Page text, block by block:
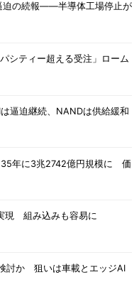
迫の続報――半導体工場停止が
シティー超える受注」ローム
逼迫継続、NANDは供給緩和
35年に3兆2742億円規模に 価
現 組み込みも容易に
討か 狙いは車載とエッジAI